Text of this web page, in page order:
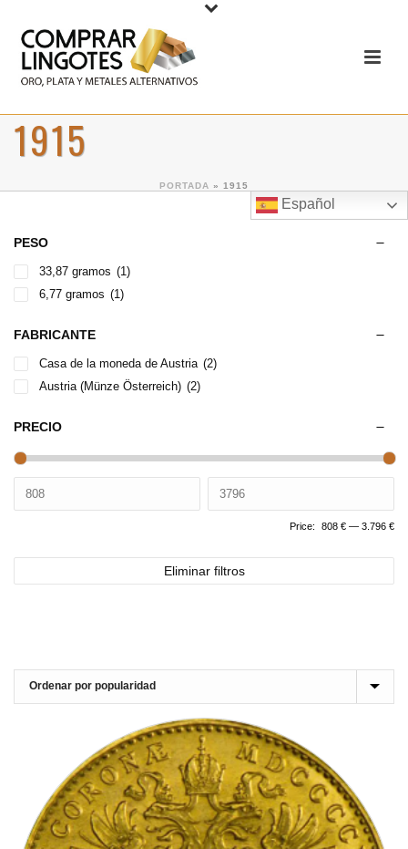
1915
PORTADA » 1915
Español
PESO
33,87 gramos (1)
6,77 gramos (1)
FABRICANTE
Casa de la moneda de Austria (2)
Austria (Münze Österreich) (2)
PRECIO
Price: 808 € — 3.796 €
Eliminar filtros